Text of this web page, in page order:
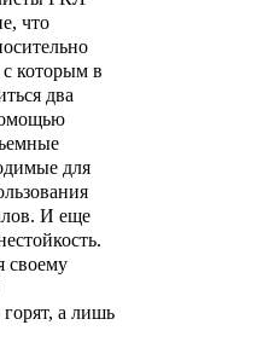
что
которым в
два
для
И еще
своему
а лишь